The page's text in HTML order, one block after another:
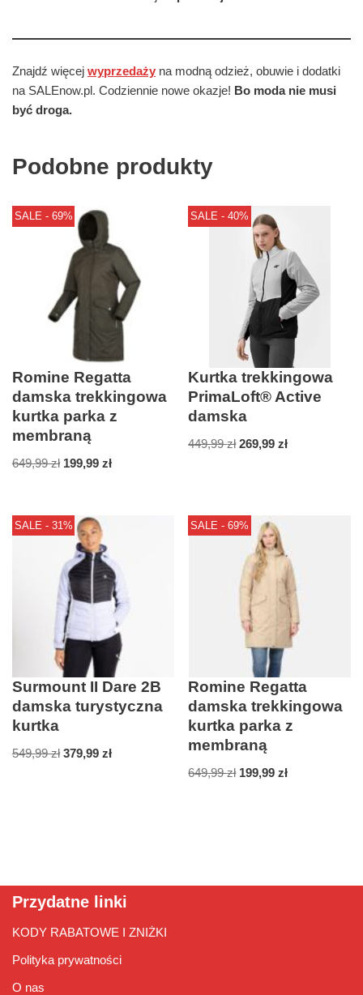
Znajdź więcej wyprzedaży na modną odzież, obuwie i dodatki
na SALEnow.pl. Codziennie nowe okazje! Bo moda nie musi
być droga.
Podobne produkty
SALE - 69%
Romine Regatta
damska trekkingowa
kurtka parka z
membraną
649,99zł 199,99 zł
SALE - 40%
Kurtka trekkingowa
PrimaLoft® Active
damska
449,99zł 269,99zł
SALE - 31%
Surmount II Dare 2B
damska turystyczna
kurtka
549,99zł 379,99 zł
SALE - 69%
Romine Regatta
damska trekkingowa
kurtka parka z
membraną
649,99zł 199,99zł
Przydatne linki
KODY RABATOWE I ZNIŻKI
Polityka prywatności
O nas